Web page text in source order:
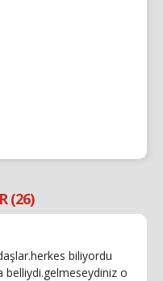
(26)
biliyordu
belliydi.gelmeseydiniz o